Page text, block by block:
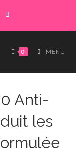
0 MENU
Anti-
les